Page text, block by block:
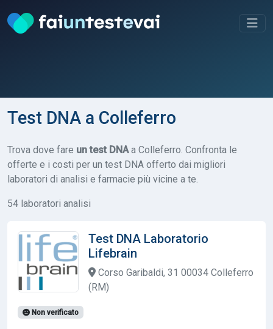
Test DNA a Colleferro
Trova dove fare un test DNAa Colleferro. Confronta le
offerte e i costi per un test DNA offerto dai migliori
laboratori di analisi e farmacie più vicine a te.
54 laboratori analisi
Test DNA Laboratorio
Lifebrain
Corso Garibaldi, 31 00034 Colleferro
(RM)
Non verificato